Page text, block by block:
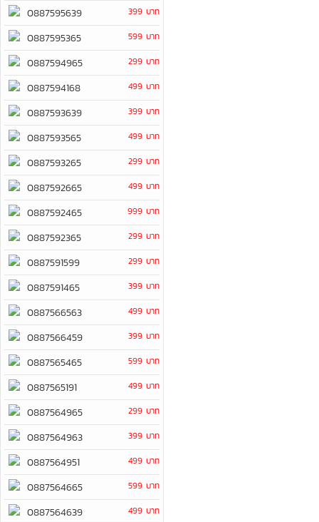
0887595639 399 บาท
0887595365 599 บาท
0887594965 299 บาท
0887594168 499 บาท
0887593639 399 บาท
0887593565 499 บาท
0887593265 299 บาท
0887592665 499 บาท
0887592465 999 บาท
0887592365 299 บาท
0887591599 299 บาท
0887591465 399 บาท
0887566563 499 บาท
0887566459 399 บาท
0887565465 599 บาท
0887565191 499 บาท
0887564965 299 บาท
0887564963 399 บาท
0887564951 499 บาท
0887564665 599 บาท
0887564639 499 บาท